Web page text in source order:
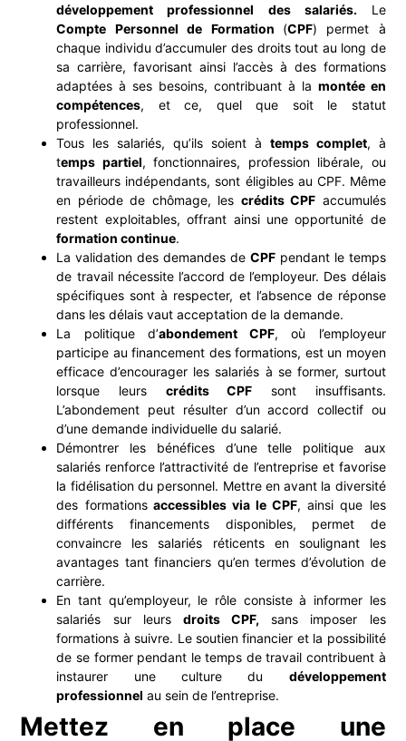
développement professionnel des salariés.Le
Compte Personnel de Formation (CPF) permet à
chaque individu d’accumuler des droits tout au long de
sa carrière, favorisant ainsi l’accès à des formations
adaptées à ses besoins, contribuant à la montée en
compétences, et ce, quel que soit le statut
professionnel.
Tous les salariés, qu’ils soient à temps complet, à
temps partiel, fonctionnaires, profession libérale, ou
travailleurs indépendants, sont éligibles au CPF. Même
en période de chômage, les crédits CPF accumulés
restent exploitables, offrant ainsi une opportunité de
formation continue.
La validation des demandes de CPFpendant le temps
de travail nécessite l’accord de l’employeur. Des délais
spécifiques sont à respecter, et l’absence de réponse
dans les délais vaut acceptation de la demande.
La politique d’abondement CPF, où l’employeur
participe au financement des formations, est un moyen
efficace d’encourager les salariés à se former, surtout
lorsque leurs crédits CPF sont insuffisants.
L’abondement peut résulter d’un accord collectif ou
d’une demande individuelle du salarié.
Démontrer les bénéfices d’une telle politique aux
salariés renforce l’attractivité de l’entreprise et favorise
la fidélisation du personnel. Mettre en avant la diversité
des formationsaccessibles via le CPF, ainsi que les
différents financements disponibles, permet de
convaincre les salariés réticents en soulignant les
avantages tant financiers qu’en termes d’évolution de
carrière.
En tant qu’employeur, le rôle consiste à informer les
salariés sur leurs droits CPF, sans imposer les
formations à suivre. Le soutien financier et la possibilité
de se former pendant le temps de travail contribuent à
instaurer une culture du développement
professionnel au sein de l’entreprise.
Mettez en place une